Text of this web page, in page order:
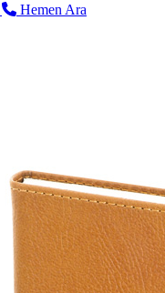
Hemen Ara